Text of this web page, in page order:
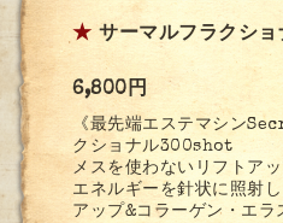
★ サーマルフラクシ
6,800円
《最先端エステマシン
クショナル300shot
メスを使わないリフトア
エネルギーを針状に照射
アップ&コラーゲン・エラ